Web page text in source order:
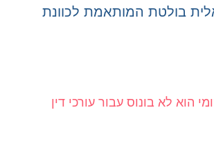
בולטת המותאמת לכוונת